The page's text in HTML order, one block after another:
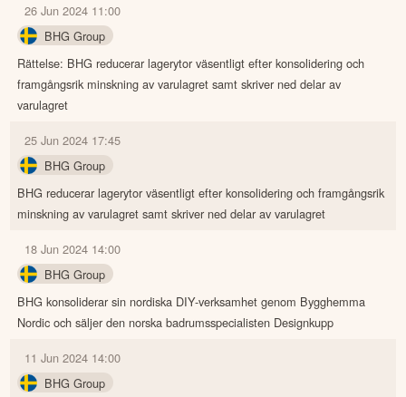
26 Jun 2024 11:00
BHG Group
Rättelse: BHG reducerar lagerytor väsentligt efter konsolidering och
framgångsrik minskning av varulagret samt skriver ned delar av
varulagret
25 Jun 2024 17:45
BHG Group
BHG reducerar lagerytor väsentligt efter konsolidering och framgångsrik
minskning av varulagret samt skriver ned delar av varulagret
18 Jun 2024 14:00
BHG Group
BHG konsoliderar sin nordiska DIY-verksamhet genom Bygghemma
Nordic och säljer den norska badrumsspecialisten Designkupp
11 Jun 2024 14:00
BHG Group